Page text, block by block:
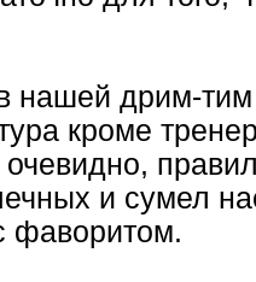
нашей дрим-тим
кроме
очевидно,
и сумел
фаворитом.